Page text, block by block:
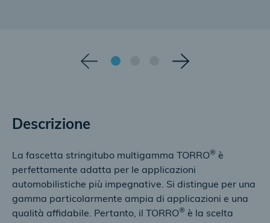
Descrizione
La fascetta stringitubo multigamma TORRO® è
perfettamente adatta per le applicazioni
automobilistiche più impegnative. Si distingue per una
gamma particolarmente ampia di applicazioni e una
qualità affidabile. Pertanto, il TORRO® è la scelta